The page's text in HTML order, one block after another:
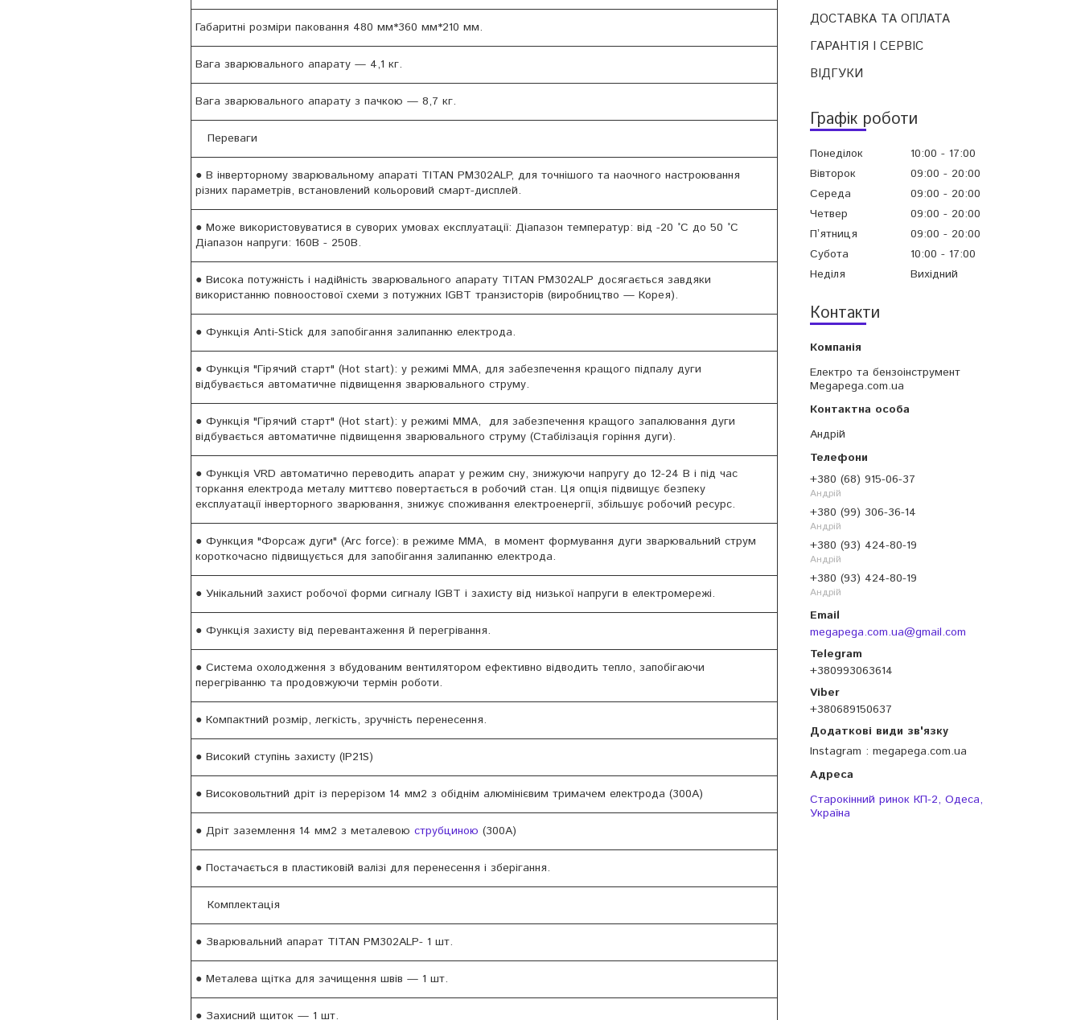
ДОСТАВКА ТА ОПЛАТА
ГАРАНТІЯ І СЕРВІС
ВІДГУКИ
Графік роботи
Понеділок 10:00
17:00
Вівторок
09:00
20:00
Середа
09:00
20:00
Четвер
09:00
20:00
Пʼятниця
09:00
20:00
Субота
10:00
17:00
Неділя
Вихідний
Контакти
Електро та бензоінструмент
Megapega.com.ua
Андрій
+380 (68) 915-06-37
Андрій
+380 (99) 306-36-14
Андрій
+380 (93) 424-80-19
Андрій
+380 (93) 424-80-19
Андрій
megapega.com.ua@gmail.com
+380993063614
+380689150637
Instagram megapega.com.ua
Старокінний ринок КП-2, Одеса,
Україна
Габаритні розміри паковання 480 мм*360 мм*210 мм.
Вага зварювального апарату — 4,1 кг.
Вага зварювального апарату з пачкою — 8,7 кг.
Переваги
● В інверторному зварювальному апараті TITAN PM302ALP, для точнішого та наочного настроювання
різних параметрів, встановлений кольоровий смарт-дисплей.
● Може використовуватися в суворих умовах експлуатації: Діапазон температур: від -20 °C до 50 °C
Діапазон напруги: 160В - 250В.
● Висока потужність і надійність зварювального апарату TITAN PM302ALP досягається завдяки
використанню повноостової схеми з потужних IGBT транзисторів (виробництво — Корея).
● Функція Anti-Stick для запобігання залипанню електрода.
● Функція "Гірячий старт" (Hot start): у режимі ММА, для забезпечення кращого підпалу дуги
відбувається автоматичне підвищення зварювального струму.
● Функція "Гірячий старт" (Hot start): у режимі ММА, для забезпечення кращого запалювання дуги
відбувається автоматичне підвищення зварювального струму (Стабілізація горіння дуги).
● Функція VRD автоматично переводить апарат у режим сну, знижуючи напругу до 12-24 В і під час
торкання електрода металу миттєво повертається в робочий стан. Ця опція підвищує безпеку
експлуатації інверторного зварювання, знижує споживання електроенергії, збільшує робочий ресурс.
● Функция "Форсаж дуги" (Arc force): в режиме ММА, в момент формування дуги зварювальний струм
короткочасно підвищується для запобігання залипанню електрода.
● Унікальний захист робочої форми сигналу IGBT і захисту від низької напруги в електромережі.
● Функція захисту від перевантаження й перегрівання.
● Система охолодження з вбудованим вентилятором ефективно відводить тепло, запобігаючи
перегріванню та продовжуючи термін роботи.
● Компактний розмір, легкість, зручність перенесення.
● Високий ступінь захисту (IP21S)
● Високовольтний дріт із перерізом 14 мм2 з обіднім алюмінієвим тримачем електрода (300A)
● Дріт заземлення 14 мм2 з металевою струбциною (300A)
● Постачається в пластиковій валізі для перенесення і зберігання.
Комплектація
● Зварювальний апарат TITAN PM302ALP- 1 шт.
● Металева щітка для зачищення швів — 1 шт.
● Захисний щиток — 1 шт.